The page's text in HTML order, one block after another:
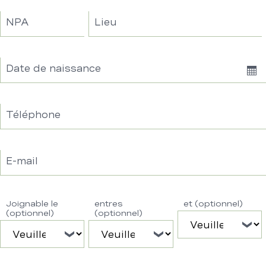
NPA Lieu
Date de naissance
Téléphone
E-mail
Joignable le
(optionnel)
entres
(optionnel)
et (optionnel)